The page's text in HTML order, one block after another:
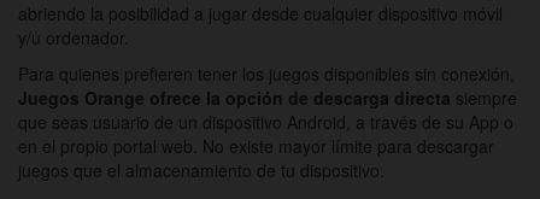
abriendo la posibilidad a jugar desde cualquier dispositivo móvil
y/u ordenador.
Para quienes prefieren tener los juegos disponibles sin conexión,
Juegos Orange ofrece la opción de descarga directa siempre
que seas usuario de un dispositivo Android, a través de su App o
en el propio portal web. No existe mayor límite para descargar
juegos que el almacenamiento de tu dispositivo.